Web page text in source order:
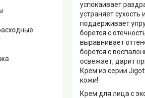
успокаивает
устраняет
поддерживает
борется с
выравнивает
борется с
освежает, дарит
Крем из серии
кожи!
Крем для лица с